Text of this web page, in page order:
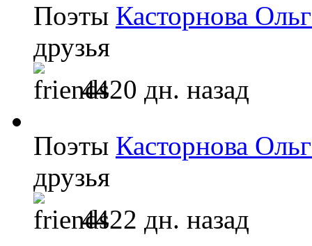
Поэты Касторнова
друзья
4420 дн. назад
Поэты Касторнова
друзья
4422 дн. назад